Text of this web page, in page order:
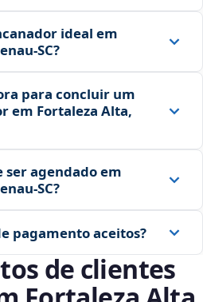
ideal em
para concluir um
em Fortaleza Alta,
agendado em
pagamento aceitos?
de clientes